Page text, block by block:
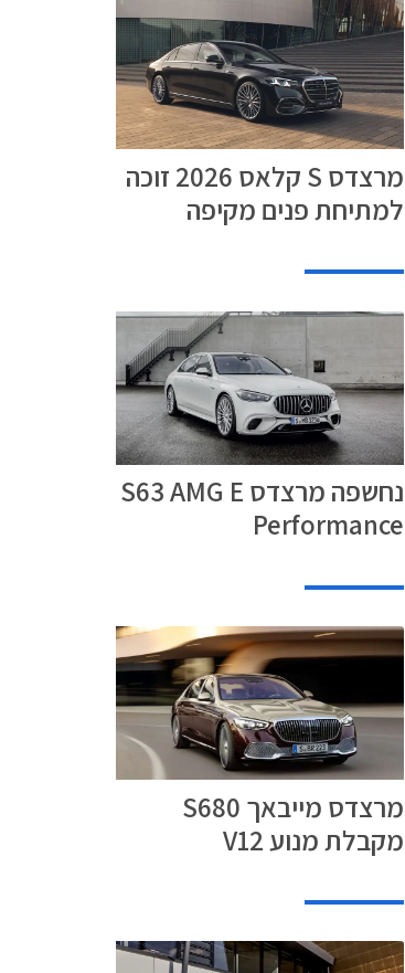
מרצדס S קלאס 2026 זוכה
למתיחת פנים מקיפה
נחשפה מרצדס S63 AMG E
Performance
מרצדס מייבאך S680
מקבלת מנוע V12